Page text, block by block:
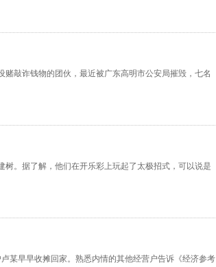
敲诈钱物的团伙，最近被广东高明市公安局摧毁，七名
。据了解，他们在开乐彩上玩起了太极招式，可以说是
某早早收摊回家。熟悉内情的其他经营户告诉《经济参考